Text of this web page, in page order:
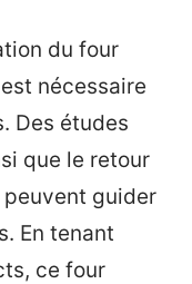
du four
nécessaire
Des études
que le retour
peuvent guider
En tenant
ce four